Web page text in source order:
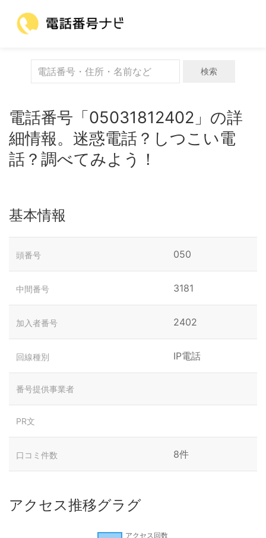
検索
電話番号「05031812402」の詳
細情報。迷惑電話？しつこい電
話？調べてみよう！
基本情報
頭番号 050
中間番号 3181
加入者番号 2402
回線種別 IP電話
番号提供事業者
PR文
口コミ件数 8件
アクセス推移グラグ